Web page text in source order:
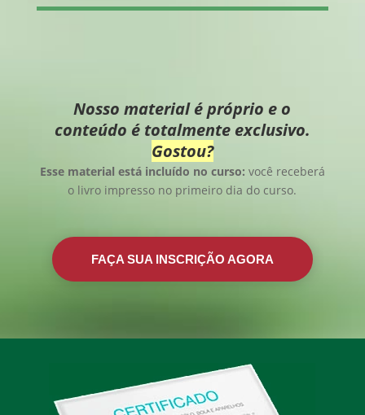
Nosso material é próprio e o
conteúdo é totalmente exclusivo.
Gostou?
Esse material está incluído no curso: você receberá
o livro impresso no primeiro dia do curso.
FAÇA SUA INSCRIÇÃO AGORA